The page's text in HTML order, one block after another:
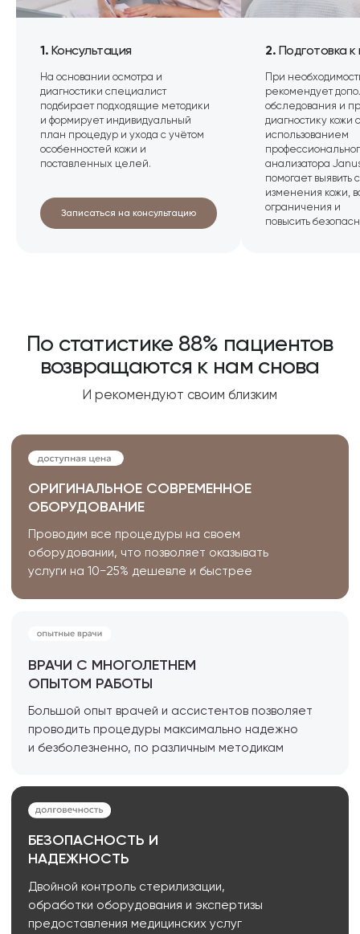
1. Консультация
На основании осмотра и
диагностики специалист
подбирает подходящие методики
и формирует индивидуальный
план процедур и ухода с учётом
особенностей кожи и
поставленных целей.
Записаться на консультацию
2. Подготовка
При
рекомендует
обследования и
диагностику кожи с
использованием
анализатора
помогает выявить
изменения кожи,
ограничения и
повысить
от первого обращения в клинику
ДРУЖЕЛЮБНАЯ АТМОСФЕРА
И ОТКРЫТЫЙ СЕРВИС
+7 (958) 578 87 29
Или позвоните нам по телефону:
Получите консультацию
Ваше имя
Заказать звонок
Стоимость консультации
косметолога
Специалисты нашей клиники